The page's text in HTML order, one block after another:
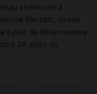
showroom à
Mercato, Green
à plus de 60 le nombre
24 villes du